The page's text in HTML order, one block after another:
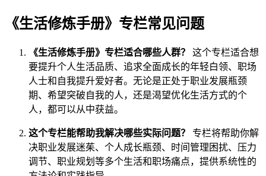
《生活修炼手册》专栏常见问题
《生活修炼手册》专栏适合哪些人群？
这个专栏适合想
要提升个人生活品质、追求全面成长的年轻白领、职场
人士和自我提升爱好者。无论是正处于职业发展瓶颈
期、希望突破自我的人，还是渴望优化生活方式的个
人，都可以从中获益。
这个专栏能帮助我解决哪些实际问题？
专栏将帮助你解
决职业发展迷茱、个人成长瓶颈、时间管理困扰、压力
调节、职业规划等多个生活和职场痛点，提供系统性的